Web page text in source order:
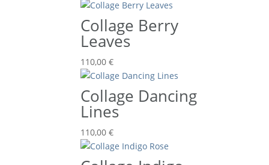
Collage Berry
Leaves
110,00€
Collage Dancing
Lines
110,00€